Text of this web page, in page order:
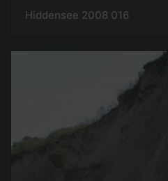
Hiddensee 2008 016